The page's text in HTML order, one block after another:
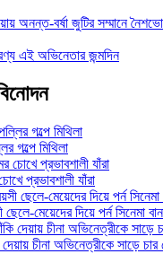
অনন্ত-বর্ষা জুটির সম্মানে
এই অভিনেতার জন্মদিন
গল্পে মিথিলা
প্রভাবশালী যাঁরা
মেয়েদের দিয়ে পর্ন সিনেমা
চীনা অভিনেত্রীকে সাড়ে চার